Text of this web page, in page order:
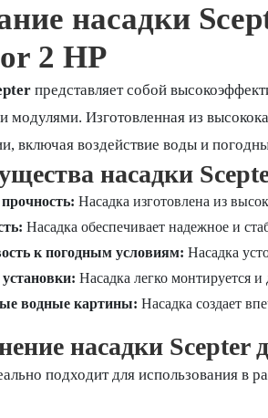
насадки
2 HP
представляет собой
Изготовленная из
включая воздействие воды и
насадки
Насадка изготовлена из
Насадка обеспечивает надежное и
к погодным условиям: Насадка
Насадка легко монтируется
водные картины: Насадка создает
насадки Scepter
подходит для использования в